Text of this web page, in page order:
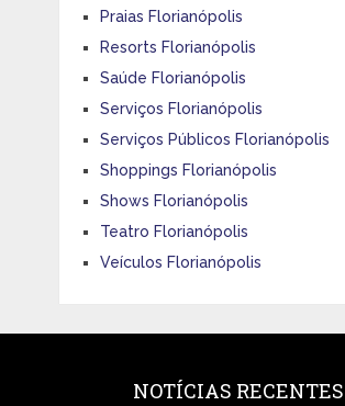
Praias Florianópolis
Resorts Florianópolis
Saúde Florianópolis
Serviços Florianópolis
Serviços Públicos Florianópolis
Shoppings Florianópolis
Shows Florianópolis
Teatro Florianópolis
Veículos Florianópolis
NOTÍCIAS RECENTES